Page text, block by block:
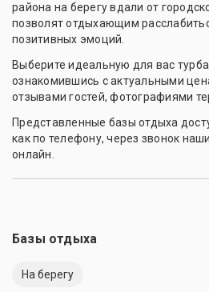
района на берегу вдали от
позволят отдыхающим
позитивных эмоций.
Выберите идеальную для вас
ознакомившись с актуальными
отзывами гостей, фотографиями
Представленные базы отдыха
как по телефону, через звонок
онлайн.
Базы отдыха
На берегу